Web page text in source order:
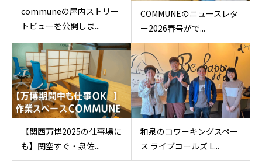
communeの屋内ストリー
トビューを公開しま...
COMMUNEのニュースレタ
ー2026春号がで...
【関西万博2025の仕事場に
も】関空すぐ・泉佐...
和泉のコワーキングスペー
ス ライブコールズ L...